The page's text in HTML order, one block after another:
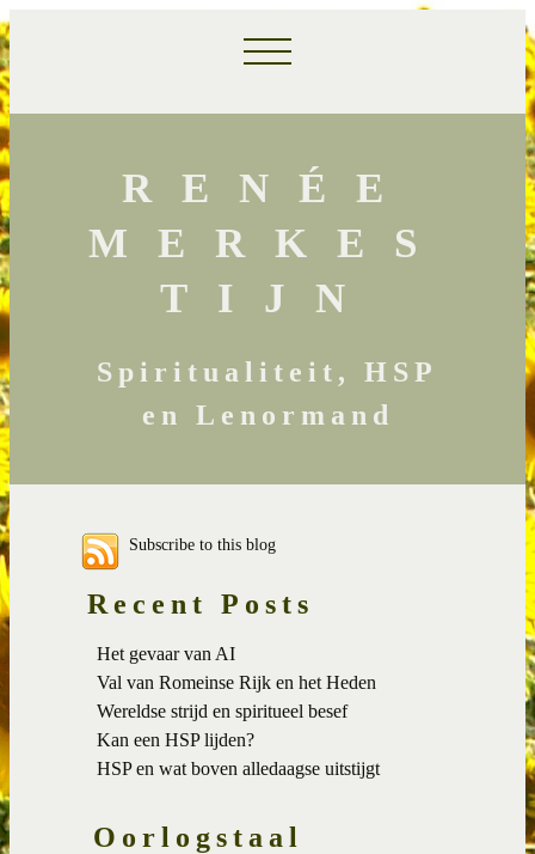
RENÉE
MERKES
TIJN
Spiritualiteit, HSP
en Lenormand
Subscribe to this blog
Recent Posts
Het gevaar van AI
Val van Romeinse Rijk en het Heden
Wereldse strijd en spiritueel besef
Kan een HSP lijden?
HSP en wat boven alledaagse uitstijgt
Oorlogstaal